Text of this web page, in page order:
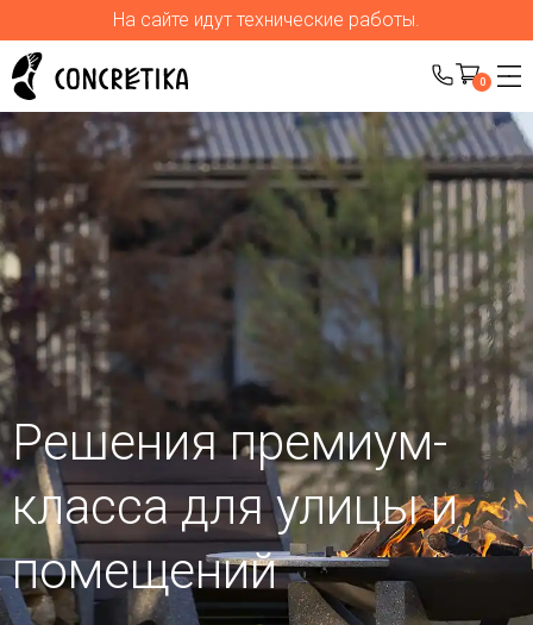
На сайте идут технические работы.
0
Решения премиум-
класса для улицыи
помещений